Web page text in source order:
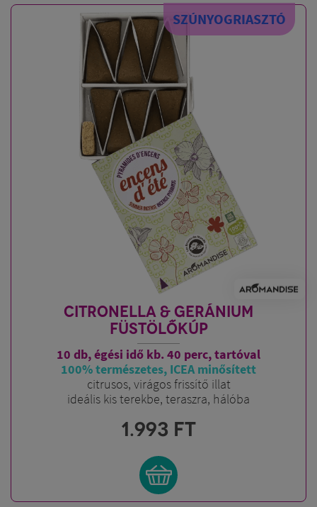
SZÚNYOGRIASZTÓ
CITRONELLA & GERÁNIUM
FÜSTÖLŐKÚP
10 db, égési idő kb. 40 perc, tartóval
100% természetes, ICEA minősített
citrusos, virágos frissítő illat
ideális kis terekbe, teraszra, hálóba
1.993 FT